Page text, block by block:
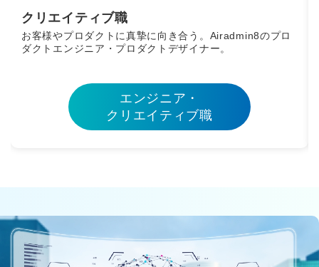
クリエイティブ職
お客様やプロダクトに真摯に向き合う。Airadmin8のプロ
ダクトエンジニア・プロダクトデザイナー。
エンジニア・
クリエイティブ職